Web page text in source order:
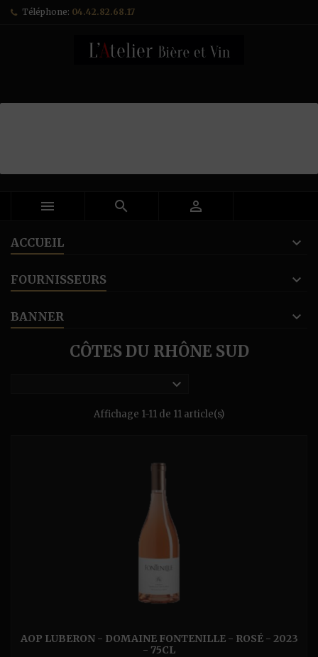
Téléphone: 04.42.82.68.17
  
ACCUEIL
FOURNISSEURS
BANNER
CÔTES DU RHÔNE SUD

Affichage 1-11 de 11 article(s)
AOP LUBERON - DOMAINE FONTENILLE - ROSÉ - 2023
- 75CL